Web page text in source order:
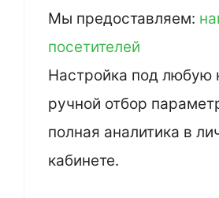
Мы предоставляем:
посетителей
Настройка под любую
ручной отбор
полная аналитика в
кабинете.